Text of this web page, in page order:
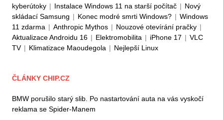
kyberútoky | Instalace Windows 11 na starší počítač | Nový
skládací Samsung | Konec modré smrti Windows? | Windows
11 zdarma | Anthropic Mythos | Nouzové otevírání pračky |
Aktualizace Androidu 16 | Elektromobilita | iPhone 17 | VLC
TV | Klimatizace Maoudegola | Nejlepší Linux
ČLÁNKY CHIP.CZ
BMW porušilo starý slib. Po nastartování auta na vás vyskočí
reklama se Spider-Manem